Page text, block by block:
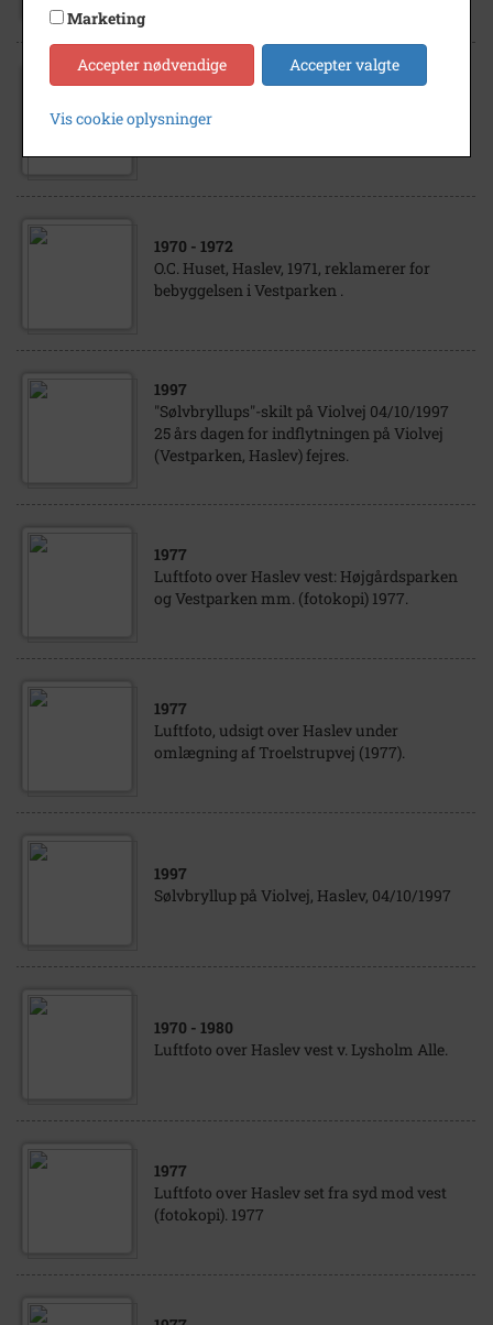
Cyklende børn i Vestparken, Haslev.
1970 - 1972
O.C. Huset, Haslev, 1971, reklamerer for
bebyggelsen i Vestparken .
1997
"Sølvbryllups"-skilt på Violvej 04/10/1997
25 års dagen for indflytningen på Violvej
(Vestparken, Haslev) fejres.
1977
Luftfoto over Haslev vest: Højgårdsparken
og Vestparken mm. (fotokopi) 1977.
1977
Luftfoto, udsigt over Haslev under
omlægning af Troelstrupvej (1977).
1997
Sølvbryllup på Violvej, Haslev, 04/10/1997
1970 - 1980
Luftfoto over Haslev vest v. Lysholm Alle.
1977
Luftfoto over Haslev set fra syd mod vest
(fotokopi). 1977
Marketing
Accepter nødvendige Accepter valgte
Vis cookie oplysninger